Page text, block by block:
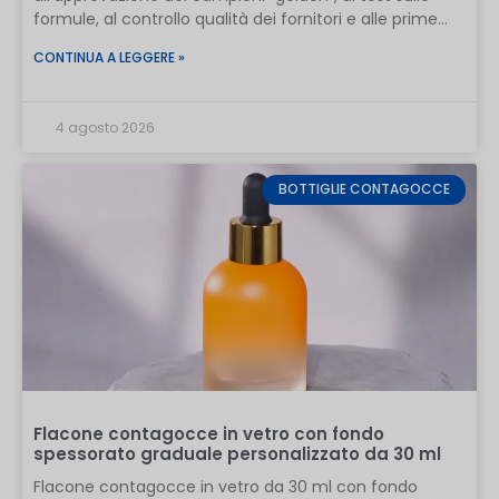
formule, al controllo qualità dei fornitori e alle prime
CONTINUA A LEGGERE »
4 agosto 2026
BOTTIGLIE CONTAGOCCE
Flacone contagocce in vetro con fondo
spessorato graduale personalizzato da 30 ml
Flacone contagocce in vetro da 30 ml con fondo